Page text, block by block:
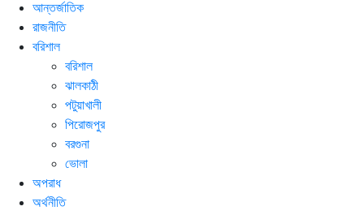
আন্তর্জাতিক
রাজনীতি
বরিশাল
বরিশাল
ঝালকাঠী
পটুয়াখালী
পিরোজপুর
বরগুনা
ভোলা
অপরাধ
অর্থনীতি